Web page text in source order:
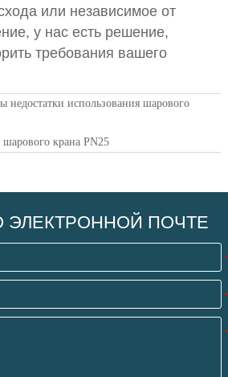
или независимое от
у нас есть решение,
требования вашего
недостатки использования шарового
шарового крана PN25
ЭЛЕКТРОННОЙ ПОЧТЕ